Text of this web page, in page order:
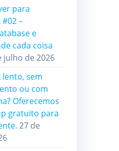
para
#02 –
e
cada coisa
julho de 2026
lento, sem
ou com
Oferecemos
gratuito para
27 de